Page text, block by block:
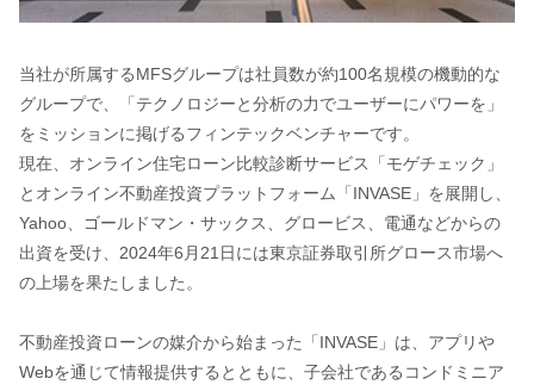
当社が所属するMFSグループは社員数が約100名規模の機動的な
グループで、「テクノロジーと分析の力でユーザーにパワーを」
をミッションに掲げるフィンテックベンチャーです。
現在、オンライン住宅ローン比較診断サービス「モゲチェック」
とオンライン不動産投資プラットフォーム「INVASE」を展開し、
Yahoo、ゴールドマン・サックス、グロービス、電通などからの
出資を受け、2024年6月21日には東京証券取引所グロース市場へ
の上場を果たしました。
不動産投資ローンの媒介から始まった「INVASE」は、アプリや
Webを通じて情報提供するとともに、子会社であるコンドミニア